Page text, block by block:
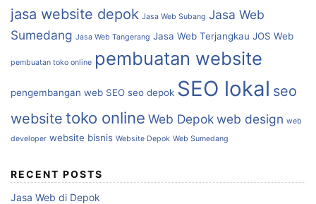
jasa website depok Jasa Web Subang Jasa Web
Sumedang Jasa Web Tangerang Jasa Web Terjangkau JOS Web
pembuatan toko online pembuatan website
pengembangan web SEO seo depok SEO lokal seo
website toko online Web Depokweb design web
developer website bisnis Website Depok Web Sumedang
RECENT POSTS
Jasa Web di Depok